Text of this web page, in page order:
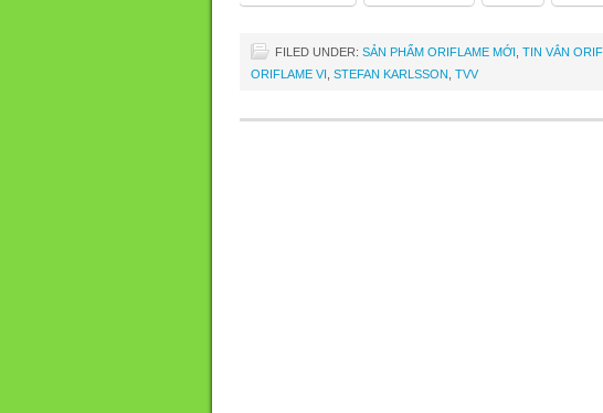
FILED UNDER: SẢN PHẨM ORIFLAME MỚI TIN VẮN
ORIFLAME VI STEFAN KARLSSON TVV